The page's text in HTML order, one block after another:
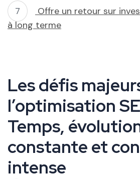
Offre un retour sur
à long terme
Les défis
l’optimisation
Temps,
constante et
intense